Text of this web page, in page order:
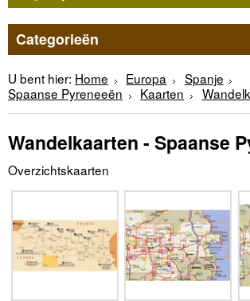
Categorieën
U bent hier: Home Europa
Spanje
Spaanse Pyreneeën
Kaarten
Wandelkaarten - Spaanse
Overzichtskaarten